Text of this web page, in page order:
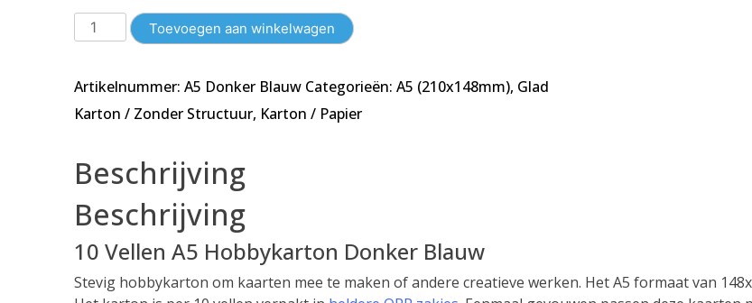
Vellen
Karton
-
Donker
-148x210mm
240g/m²
aantal
Toevoegen aan winkelwagen
Artikelnummer:A5 Donker Blauw Categorieën:A5 (210x148mm), Glad
Karton / Zonder Structuur, Karton / Papier
Beschrijving
Beschrijving
10 Vellen A5 Hobbykarton Donker Blauw
Stevig hobbykarton om kaarten mee te maken of andere creatieve werken. Het A5 formaat van